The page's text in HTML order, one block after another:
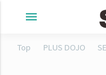
menu
Top PLUS DOJO